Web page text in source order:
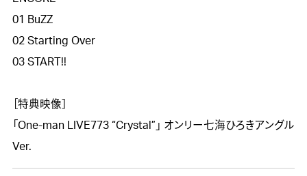
01 BuZZ
02 Starting Over
03 START!!
［特典映像］
「One-man LIVE773 “Crystal”」 オンリー七海ひろきアングル